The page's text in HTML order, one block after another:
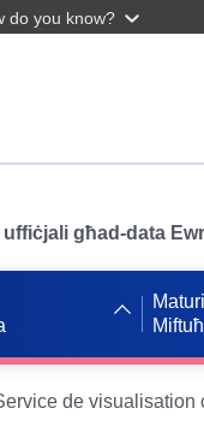
do you know?
uffiċjali għad-data